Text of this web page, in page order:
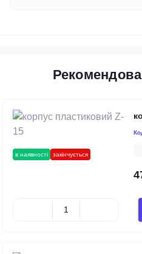
в наявності закінчується